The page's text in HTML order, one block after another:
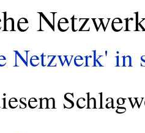
Netzwerk' in